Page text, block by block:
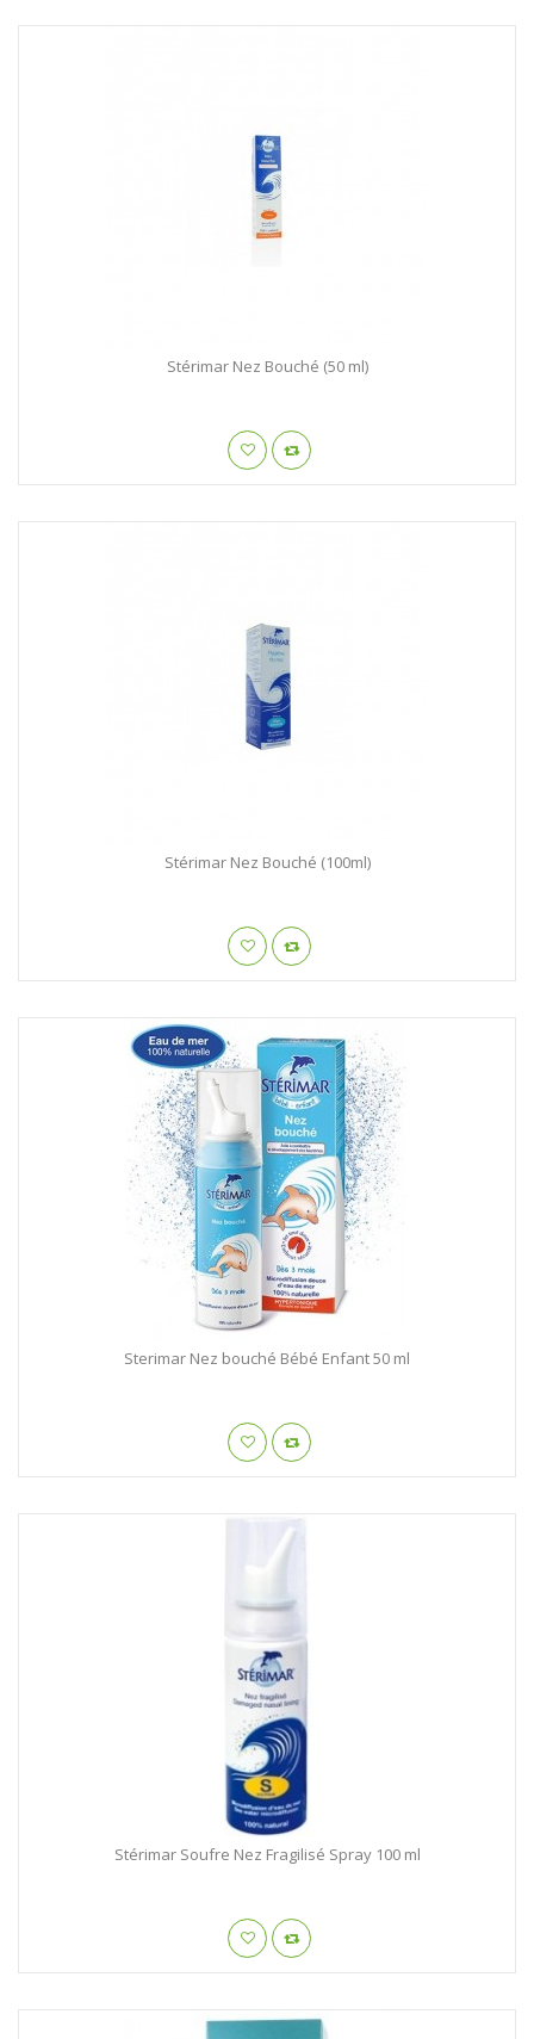
Stérimar Nez Bouché (50 ml)
Stérimar Nez Bouché (100ml)
Sterimar Nez bouché Bébé Enfant 50 ml
Stérimar Soufre Nez Fragilisé Spray 100 ml